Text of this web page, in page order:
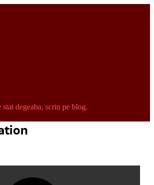
degeaba, scriu pe blog.